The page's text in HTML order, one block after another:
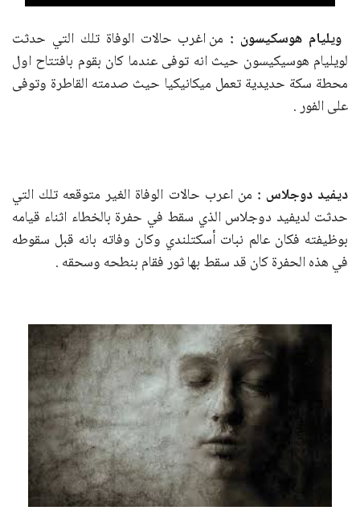
ويليام هوسكيسون : من اغرب حالات الوفاة تلك التي حدثت
لويليام هوسيكيسون حيث انه توفى عندما كان بقوم بافتتاح اول
محطة سكة حديدية تعمل ميكانيكيا حيث صدمته القاطرة وتوفى
على الفور .
ديفيد دوجلاس : من اعرب حالات الوفاة الغير متوقعه تلك التي
حدثت لديفيد دوجلاس الذي سقط في حفرة بالخطاء اثناء قيامه
بوظيفته فكان عالم نبات أسكتلندي وكان وفاته بانه قبل سقوطه
في هذه الحفرة كان قد سقط بها ثور فقام بنطحه وسحقه .